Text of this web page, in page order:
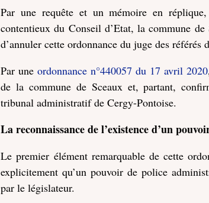
Par une requête et un mémoire en
contentieux du Conseil d’Etat, la commune
d’annuler cette ordonnance du juge des
Par uneordonnance n°440057 du 17 avril 2020
de la commune de Sceaux et, partant,
tribunal administratif de Cergy-Pontoise.
La reconnaissance de l’existence d’un
Le premier élément remarquable de cette
explicitement qu’un pouvoir de police
par le législateur.